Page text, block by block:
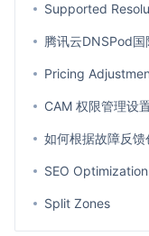
Supported
腾讯云DNSPod
Pricing Adjustment for
CAM 权限管理设
如何根据故障反馈
SEO
Split Zones